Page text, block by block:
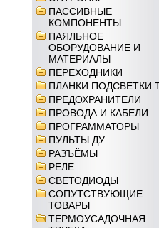
ПАССИВНЫЕ
КОМПОНЕНТЫ
ПАЯЛЬНОЕ
ОБОРУДОВАНИЕ И
МАТЕРИАЛЫ
ПЕРЕХОДНИКИ
ПЛАНКИ ПОДСВЕТКИ
ПРЕДОХРАНИТЕЛИ
ПРОВОДА И КАБЕЛИ
ПРОГРАММАТОРЫ
ПУЛЬТЫ ДУ
РАЗЪЁМЫ
РЕЛЕ
СВЕТОДИОДЫ
СОПУТСТВУЮЩИЕ
ТОВАРЫ
ТЕРМОУСАДОЧНАЯ